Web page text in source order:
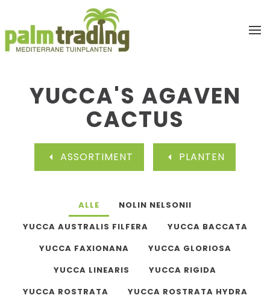
Terug naar hoofdinhoud
YUCCA'S AGAVEN
CACTUS
ASSORTIMENT PLANTEN
ALLE
NOLIN NELSONII
YUCCA AUSTRALIS FILFERA
YUCCA BACCATA
YUCCA FAXIONANA
YUCCA GLORIOSA
YUCCA LINEARIS
YUCCA RIGIDA
YUCCA ROSTRATA
YUCCA ROSTRATA HYDRA